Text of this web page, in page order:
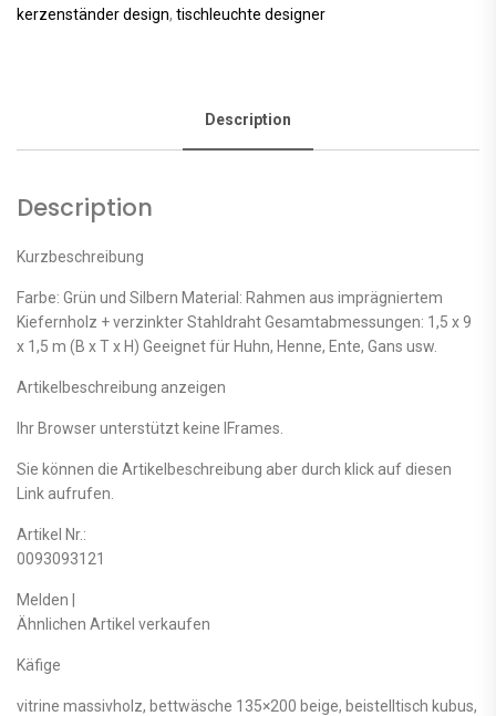
kerzenständer design, tischleuchte designer
Description
Description
Kurzbeschreibung
Farbe: Grün und Silbern Material: Rahmen aus imprägniertem
Kiefernholz + verzinkter Stahldraht Gesamtabmessungen: 1,5 x 9
x 1,5 m (B x T x H) Geeignet für Huhn, Henne, Ente, Gans usw.
Artikelbeschreibung anzeigen
Ihr Browser unterstützt keine IFrames.
Sie können die Artikelbeschreibung aber durch klick auf diesen
Link aufrufen.
Artikel Nr.:
0093093121
Melden |
Ähnlichen Artikel verkaufen
Käfige
vitrine massivholz, bettwäsche 135×200 beige, beistelltisch kubus,